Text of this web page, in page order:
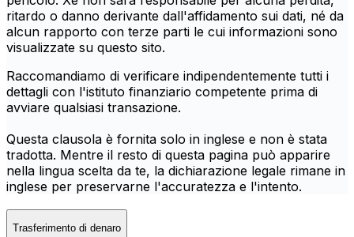
ritardo o danno derivante dall'affidamento sui dati, né da
alcun rapporto con terze parti le cui informazioni sono
visualizzate su questo sito.
Raccomandiamo di verificare indipendentemente tutti i
dettagli con l'istituto finanziario competente prima di
avviare qualsiasi transazione.
Questa clausola è fornita solo in inglese e non è stata
tradotta. Mentre il resto di questa pagina può apparire
nella lingua scelta da te, la dichiarazione legale rimane in
inglese per preservarne l'accuratezza e l'intento.
Trasferimento di denaro